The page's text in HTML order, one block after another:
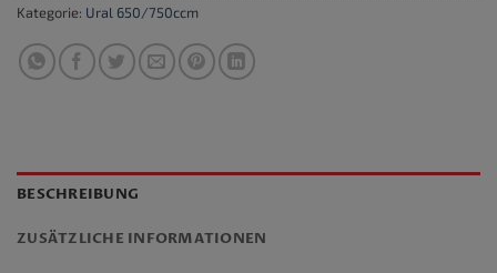
Kategorie: Ural 650/750ccm
BESCHREIBUNG
ZUSÄTZLICHE INFORMATIONEN